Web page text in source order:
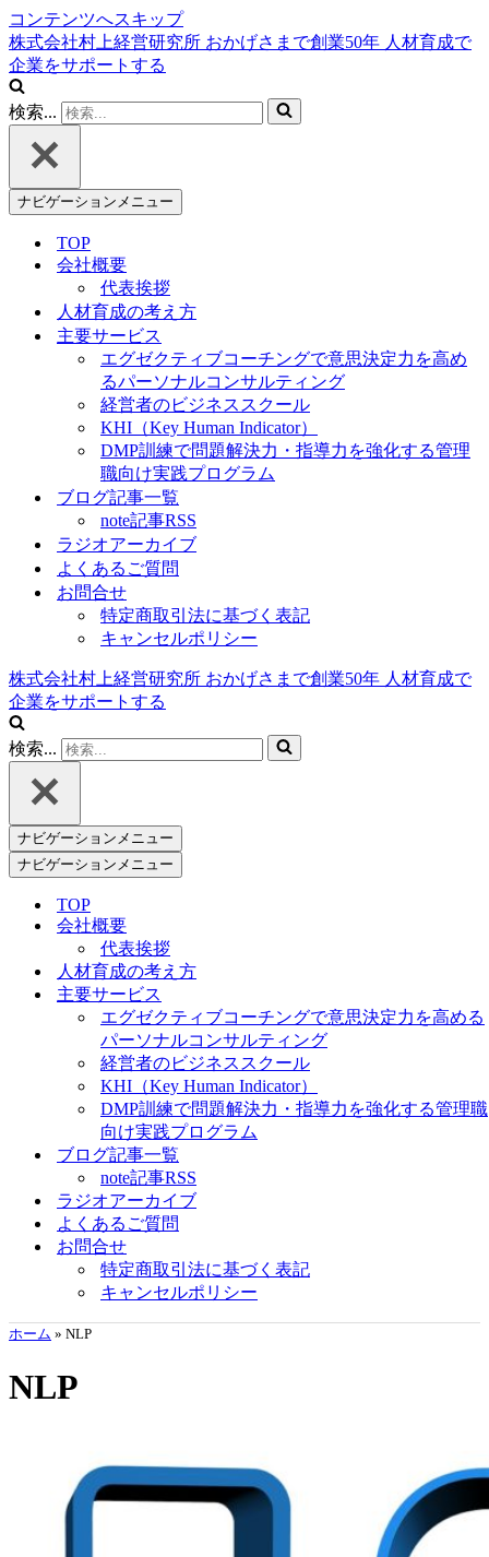
コンテンツへスキップ
株式会社村上経営研究所 おかげさまで創業50年 人材育成で
企業をサポートする
検索...
ナビゲーションメニュー
TOP
会社概要
代表挨拶
人材育成の考え方
主要サービス
エグゼクティブコーチングで意思決定力を高め
るパーソナルコンサルティング
経営者のビジネススクール
KHI（Key Human Indicator）
DMP訓練で問題解決力・指導力を強化する管理
職向け実践プログラム
ブログ記事一覧
note記事RSS
ラジオアーカイブ
よくあるご質問
お問合せ
特定商取引法に基づく表記
キャンセルポリシー
株式会社村上経営研究所 おかげさまで創業50年 人材育成で
企業をサポートする
検索...
ナビゲーションメニュー
ナビゲーションメニュー
TOP
会社概要
代表挨拶
人材育成の考え方
主要サービス
エグゼクティブコーチングで意思決定力を高める
パーソナルコンサルティング
経営者のビジネススクール
KHI（Key Human Indicator）
DMP訓練で問題解決力・指導力を強化する管理職
向け実践プログラム
ブログ記事一覧
note記事RSS
ラジオアーカイブ
よくあるご質問
お問合せ
特定商取引法に基づく表記
キャンセルポリシー
ホーム » NLP
NLP